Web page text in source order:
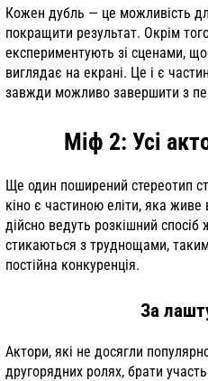
Кожен дубль — це можливість
покращити результат. Окрім
експериментують зі сценами,
виглядає на екрані. Це і є
завжди можливо завершити з
Міф 2: Усі
Ще один поширений стереотип
кіно є частиною еліти, яка
дійсно ведуть розкішний спосіб
стикаються з труднощами,
постійна конкуренція.
За
Актори, які не досягли
другорядних ролях, брати